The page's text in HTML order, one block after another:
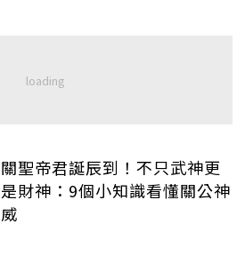
關聖帝君誕辰到！不只武神更
是財神：9個小知識看懂關公神
威